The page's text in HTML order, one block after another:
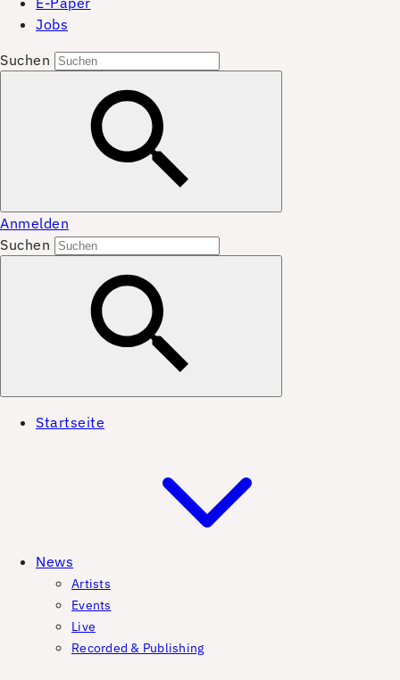
Jobs
Suchen
Anmelden
Suchen
Startseite
News
Artists
Events
Live
Recorded & Publishing